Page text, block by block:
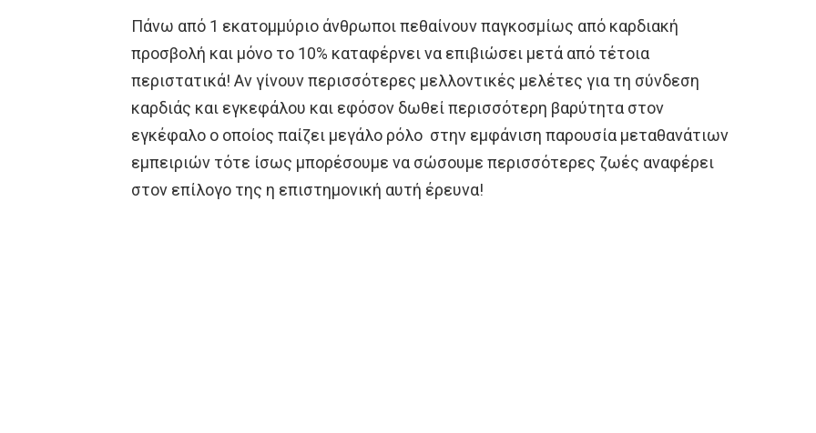
Πάνω από 1 εκατομμύριο άνθρωποι πεθαίνουν παγκοσμίως από καρδιακή
προσβολή και μόνο το 10% καταφέρνει να επιβιώσει μετά από τέτοια
περιστατικά! Αν γίνουν περισσότερες μελλοντικές μελέτες για τη σύνδεση
καρδιάς και εγκεφάλου και εφόσον δωθεί περισσότερη βαρύτητα στον
εγκέφαλο ο οποίος παίζει μεγάλο ρόλο στην εμφάνιση παρουσία μεταθανάτιων
εμπειριών τότε ίσως μπορέσουμε να σώσουμε περισσότερες ζωές αναφέρει
στον επίλογο της η επιστημονική αυτή έρευνα!